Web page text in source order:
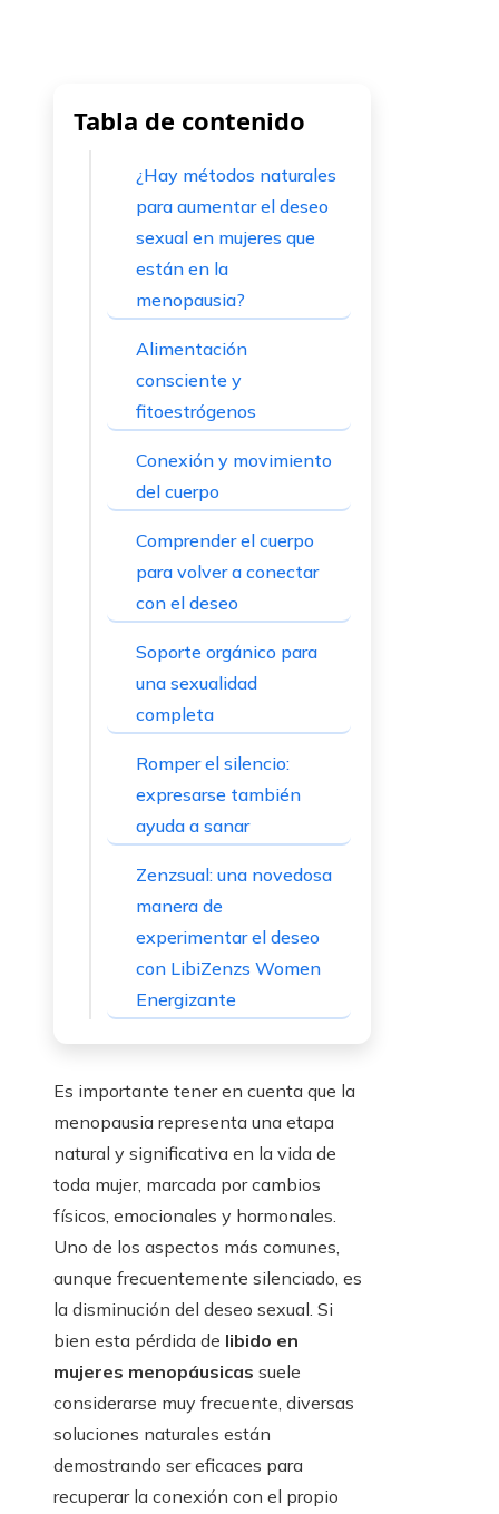
Tabla de contenido
¿Hay métodos naturales
para aumentar el deseo
sexual en mujeres que
están en la
menopausia?
Alimentación
consciente y
fitoestrógenos
Conexión y movimiento
del cuerpo
Comprender el cuerpo
para volver a conectar
con el deseo
Soporte orgánico para
una sexualidad
completa
Romper el silencio:
expresarse también
ayuda a sanar
Zenzsual: una novedosa
manera de
experimentar el deseo
con LibiZenzs Women
Energizante
Es importante tener en cuenta que la
menopausia representa una etapa
natural y significativa en la vida de
toda mujer, marcada por cambios
físicos, emocionales y hormonales.
Uno de los aspectos más comunes,
aunque frecuentemente silenciado, es
la disminución del deseo sexual. Si
bien esta pérdida de libido en
mujeres menopáusicas suele
considerarse muy frecuente, diversas
soluciones naturales están
demostrando ser eficaces para
recuperar la conexión con el propio